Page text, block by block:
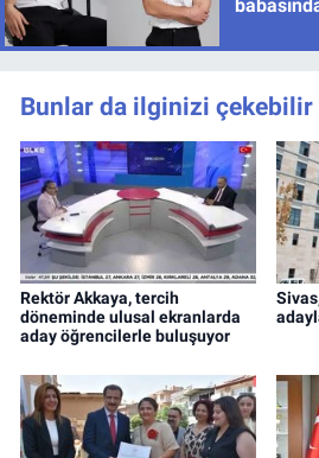
Bunlar da ilginizi çekebilir
Rektör Akkaya, tercih
döneminde ulusal ekranlarda
aday öğrencilerle buluşuyor